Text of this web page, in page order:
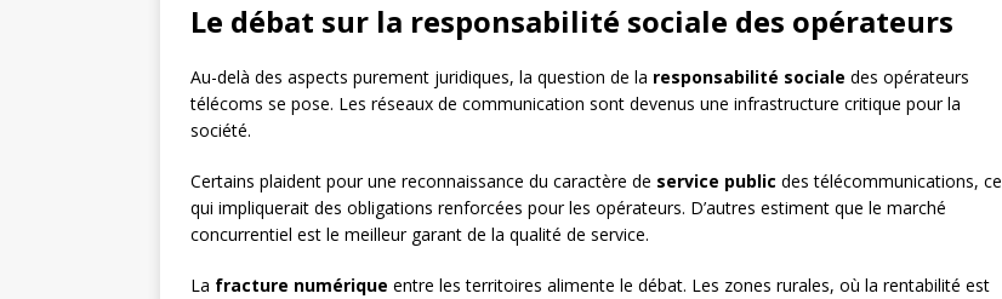
Le débat sur la responsabilité sociale des opérateurs
Au-delà des aspects purement juridiques, la question de la responsabilité sociale des opérateurs
télécoms se pose. Les réseaux de communication sont devenus une infrastructure critique pour la
société.
Certains plaident pour une reconnaissance du caractère de service public des télécommunications, ce
qui impliquerait des obligations renforcées pour les opérateurs. D’autres estiment que le marché
concurrentiel est le meilleur garant de la qualité de service.
La fracture numérique entre les territoires alimente le débat. Les zones rurales, où la rentabilité est